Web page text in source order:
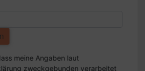
meine Angaben laut
zweckgebunden verarbeitet